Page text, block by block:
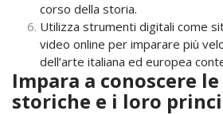
corso della storia.
Utilizza strumenti digitali come
video online per imparare più
dell’arte italiana ed europea
Impara a conoscere
storiche e i loro